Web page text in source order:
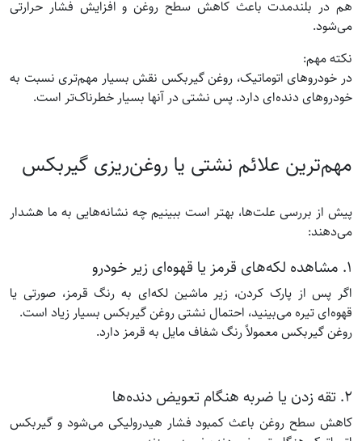
هم در بلندمدت باعث کاهش سطح روغن و افزایش فشار حرارتی
می‌شود.
نکته مهم:
در خودروهای اتوماتیک، روغن گیربکس نقش بسیار مهم‌تری نسبت به
خودروهای دنده‌ای دارد. پس نشتی در آنها بسیار خطرناک‌تر است.
مهم‌ترین علائم نشتی یا روغن‌ریزی گیربکس
پیش از بررسی علت‌ها، بهتر است ببینیم چه نشانه‌هایی به ما هشدار
می‌دهند:
۱. مشاهده لکه‌های قرمز یا قهوه‌ای زیر خودرو
اگر پس از پارک کردن، زیر ماشین لکه‌ای به رنگ قرمز، صورتی یا
قهوه‌ای تیره می‌بینید، احتمال نشتی روغن گیربکس بسیار زیاد است.
روغن گیربکس معمولاً رنگ شفاف مایل به قرمز دارد.
۲. تقه زدن یا ضربه هنگام تعویض دنده‌ها
کاهش سطح روغن باعث کمبود فشار هیدرولیکی می‌شود و گیربکس